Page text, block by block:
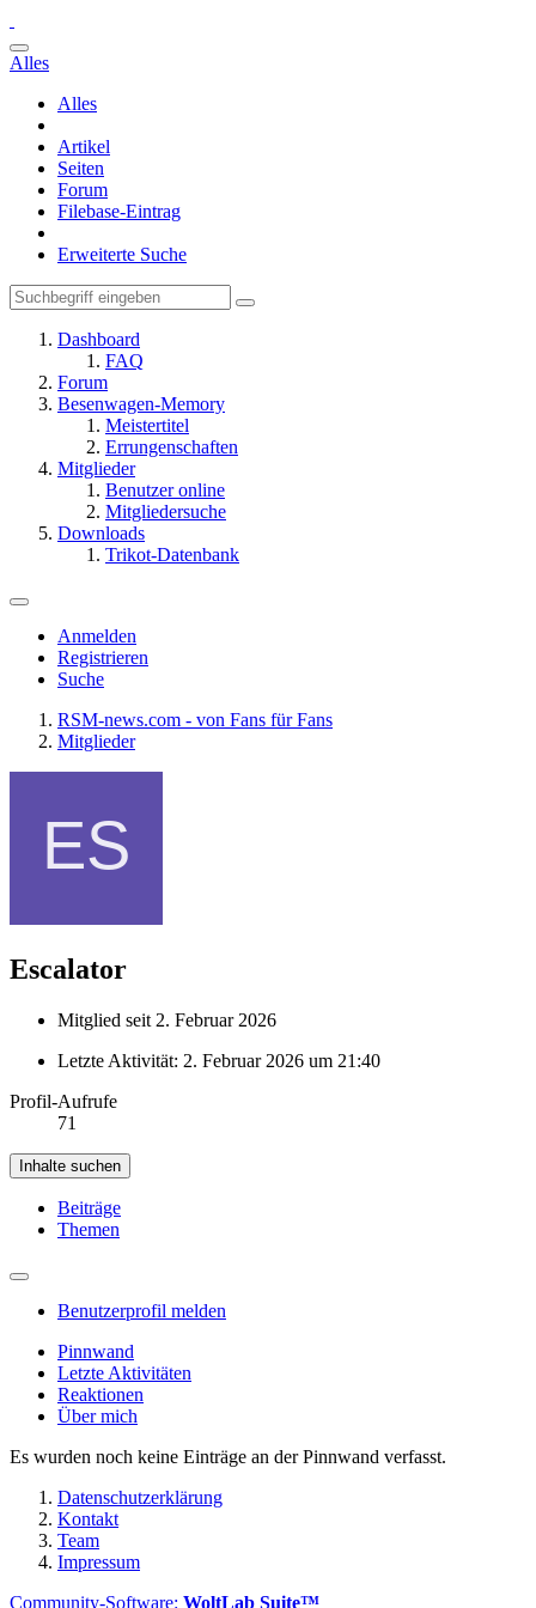
Alles
Alles
Artikel
Seiten
Forum
Filebase-Eintrag
Erweiterte Suche
Dashboard
FAQ
Forum
Besenwagen-Memory
Meistertitel
Errungenschaften
Mitglieder
Benutzer online
Mitgliedersuche
Downloads
Trikot-Datenbank
Anmelden
Registrieren
Suche
RSM-news.com - von Fans für Fans
Mitglieder
Escalator
Mitglied seit 2. Februar 2026
Letzte Aktivität: 2. Februar 2026 um 21:40
Profil-Aufrufe
71
Inhalte suchen
Beiträge
Themen
Benutzerprofil melden
Pinnwand
Letzte Aktivitäten
Reaktionen
Über mich
Es wurden noch keine Einträge an der Pinnwand verfasst.
Datenschutzerklärung
Kontakt
Team
Impressum
Community-Software: WoltLab Suite™